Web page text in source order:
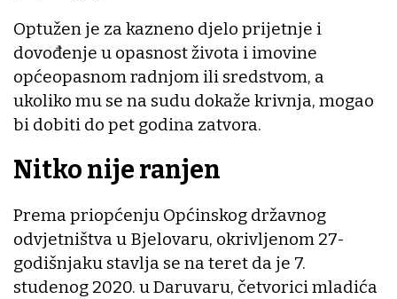
Optužen je za kazneno djelo prijetnje i
dovođenje u opasnost života i imovine
općeopasnom radnjom ili sredstvom, a
ukoliko mu se na sudu dokaže krivnja, mogao
bi dobiti do pet godina zatvora.
Nitko nije ranjen
Prema priopćenju Općinskog državnog
odvjetništva u Bjelovaru, okrivljenom 27-
godišnjaku stavlja se na teret da je 7.
studenog 2020. u Daruvaru, četvorici mladića